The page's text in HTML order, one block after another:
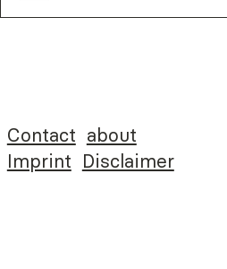
Contact about
Imprint Disclaimer